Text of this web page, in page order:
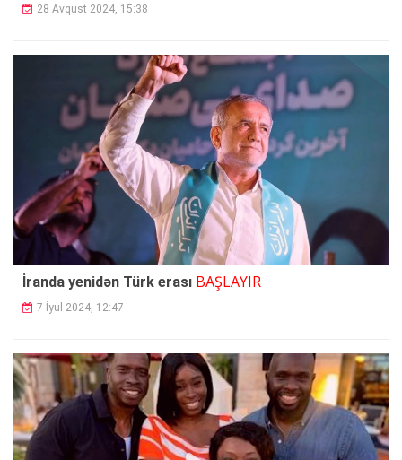
28 Avqust 2024, 15:38
İranda yenidən Türk erası BAŞLAYIR
7 İyul 2024, 12:47